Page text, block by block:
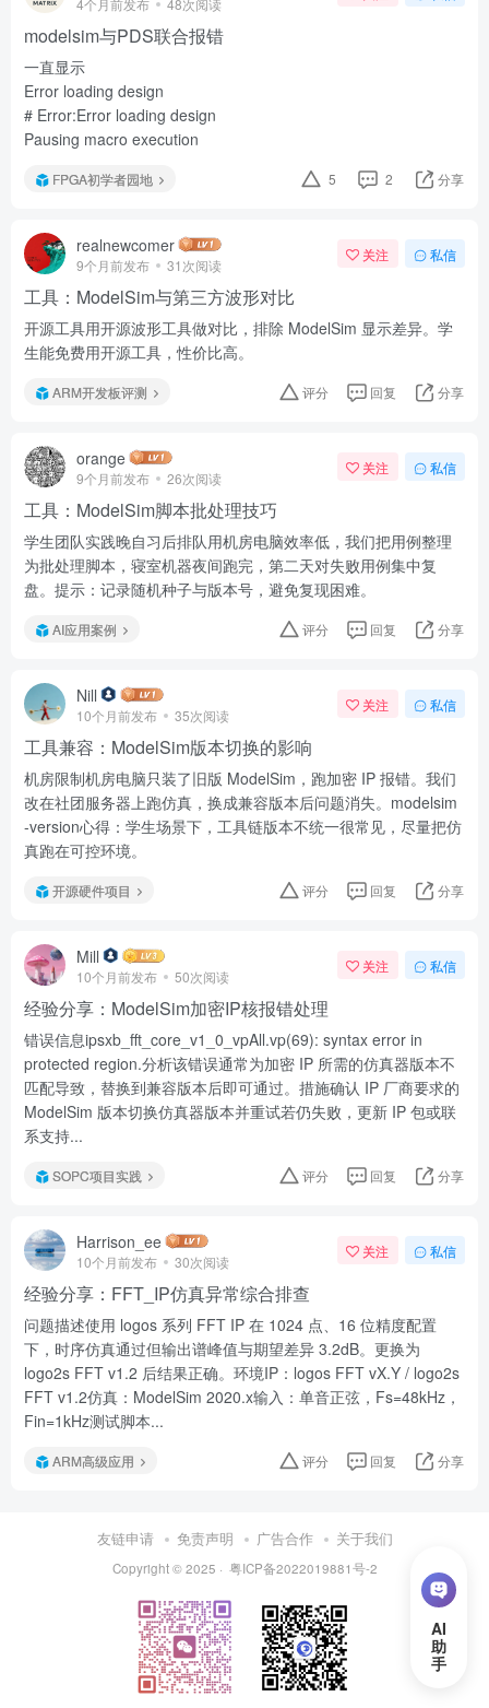
modelsim与PDS联合报错
一直显示
Error loading design
# Error:Error loading design
Pausing macro execution
FPGA初学者园地 5 2 分享
realnewcomer
9个月前发布 31次阅读
关注 私信
工具：ModelSim与第三方波形对比
开源工具用开源波形工具做对比，排除 ModelSim 显示差异。学
生能免费用开源工具，性价比高。
ARM开发板评测 评分 回复 分享
orange
9个月前发布 26次阅读
关注 私信
工具：ModelSim脚本批处理技巧
学生团队实践晚自习后排队用机房电脑效率低，我们把用例整理
为批处理脚本，寝室机器夜间跑完，第二天对失败用例集中复
盘。提示：记录随机种子与版本号，避免复现困难。
AI应用案例 评分 回复 分享
Nill
10个月前发布 35次阅读
关注 私信
工具兼容：ModelSim版本切换的影响
机房限制机房电脑只装了旧版 ModelSim，跑加密 IP 报错。我们
改在社团服务器上跑仿真，换成兼容版本后问题消失。modelsim
-version心得：学生场景下，工具链版本不统一很常见，尽量把仿
真跑在可控环境。
开源硬件项目 评分 回复 分享
Mill
10个月前发布 50次阅读
关注 私信
经验分享：ModelSim加密IP核报错处理
错误信息ipsxb_fft_core_v1_0_vpAll.vp(69): syntax error in
protected region.分析该错误通常为加密 IP 所需的仿真器版本不
匹配导致，替换到兼容版本后即可通过。措施确认 IP 厂商要求的
ModelSim 版本切换仿真器版本并重试若仍失败，更新 IP 包或联
系支持...
SOPC项目实践 评分 回复 分享
Harrison_ee
10个月前发布 30次阅读
关注 私信
经验分享：FFT_IP仿真异常综合排查
问题描述使用 logos 系列 FFT IP 在 1024 点、16 位精度配置
下，时序仿真通过但输出谱峰值与期望差异 3.2dB。更换为
logo2s FFT v1.2 后结果正确。环境IP：logos FFT vX.Y / logo2s
FFT v1.2仿真：ModelSim 2020.x输入：单音正弦，Fs=48kHz，
Fin=1kHz测试脚本...
ARM高级应用 评分 回复 分享
友链申请 免责声明 广告合作 关于我们
Copyright © 2025 · 粤ICP备2022019881号-2